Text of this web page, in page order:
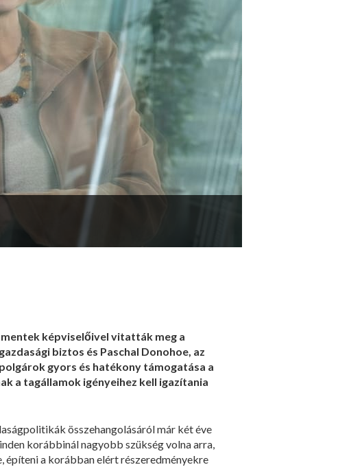
képviselőivel vitatták meg a
biztos és Paschal Donohoe, az
gyors és hatékony támogatása a
a tagállamok igényeihez kell igazítania
összehangolásáról már két éve
korábbinál nagyobb szükség volna arra,
építeni a korábban elért részeredményekre